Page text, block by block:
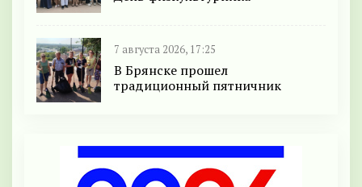
7 августа 2026, 17:25
В Брянске прошел
традиционный пятничник